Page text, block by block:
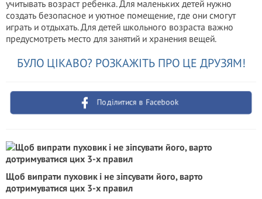
учитывать возраст ребенка. Для маленьких детей нужно
создать безопасное и уютное помещение, где они смогут
играть и отдыхать. Для детей школьного возраста важно
предусмотреть место для занятий и хранения вещей.
БУЛО ЦІКАВО? РОЗКАЖІТЬ ПРО ЦЕ ДРУЗЯМ!
Поділитися в Facebook
Щоб випрати пуховик і не зіпсувати його, варто
дотримуватися цих 3-х правил